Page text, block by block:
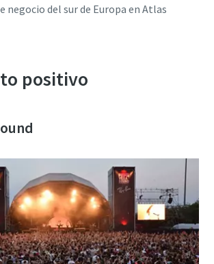
negocio del sur de Europa en Atlas
positivo